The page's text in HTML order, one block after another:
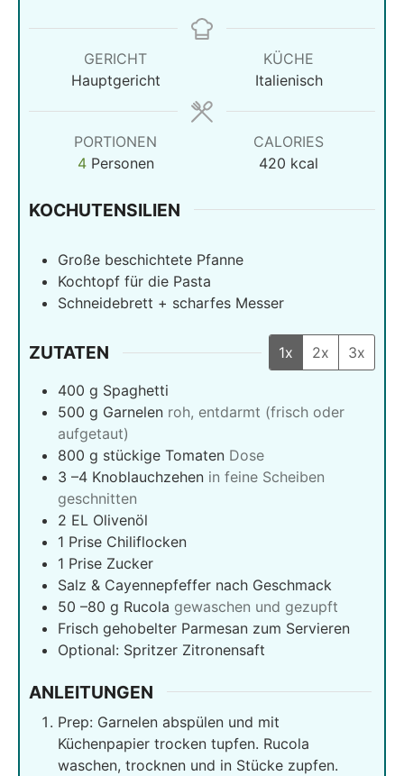
GERICHT
Hauptgericht
KÜCHE
Italienisch
PORTIONEN
4 Personen
CALORIES
420 kcal
KOCHUTENSILIEN
Große beschichtete Pfanne
Kochtopf für die Pasta
Schneidebrett + scharfes Messer
ZUTATEN 1x 2x 3x
400 g Spaghetti
500 g Garnelen roh, entdarmt (frisch oder
aufgetaut)
800 g stückige Tomaten Dose
3 –4 Knoblauchzehen in feine Scheiben
geschnitten
2 EL Olivenöl
1 Prise Chiliflocken
1 Prise Zucker
Salz & Cayennepfeffer nach Geschmack
50 –80 g Rucola gewaschen und gezupft
Frisch gehobelter Parmesan zum Servieren
Optional: Spritzer Zitronensaft
ANLEITUNGEN
Prep: Garnelen abspülen und mit
Küchenpapier trocken tupfen. Rucola
waschen, trocknen und in Stücke zupfen.